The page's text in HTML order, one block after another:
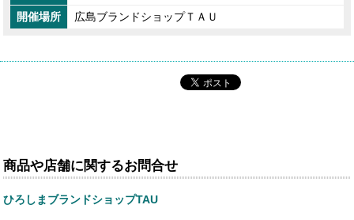
開催場所
広島ブランドショップＴＡＵ
商品や店舗に関するお問合せ
ひろしまブランドショップTAU